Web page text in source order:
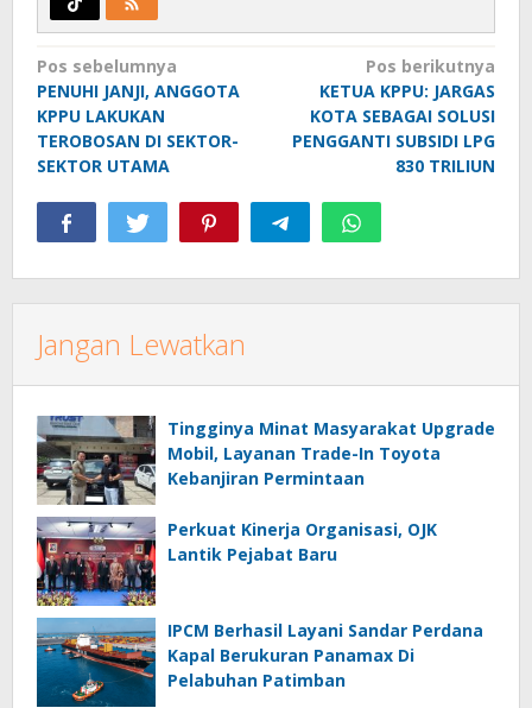
Navigasi
pos
Pos sebelumnya
PENUHI JANJI, ANGGOTA
KPPU LAKUKAN
TEROBOSAN DI SEKTOR-
SEKTOR UTAMA
Pos berikutnya
KETUA KPPU: JARGAS
KOTA SEBAGAI SOLUSI
PENGGANTI SUBSIDI LPG
830 TRILIUN
Jangan Lewatkan
Tingginya Minat Masyarakat Upgrade
Mobil, Layanan Trade-In Toyota
Kebanjiran Permintaan
Perkuat Kinerja Organisasi, OJK
Lantik Pejabat Baru
IPCM Berhasil Layani Sandar Perdana
Kapal Berukuran Panamax Di
Pelabuhan Patimban